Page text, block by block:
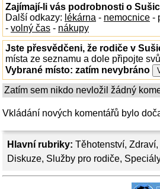
Hlavní rubriky: Těhotenství, Zdraví,
Diskuze, Služby pro rodiče,
Zajímají-li vás podrobnosti o
Další odkazy: lékárna - nemocnice -
- volný čas - nákupy
Jste přesvědčeni, že rodiče v
místa ze seznamu a dole připojte
Vybrané místo: zatím nevybráno
Zatím sem nikdo nevložil žádný
Vkládání nových komentářů bylo